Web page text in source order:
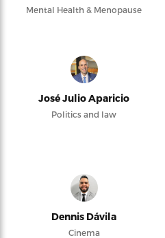
Mental Health & Menopause
José Julio Aparicio
Politics and law
Dennis Dávila
Cinema